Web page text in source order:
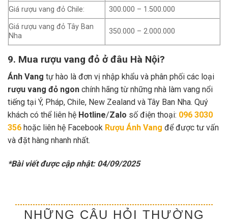
Giá rượu vang đỏ Chile:
300.000 – 1.500.000
Giá rượu vang đỏ Tây Ban
Nha
350.000 – 2.000.000
9. Mua rượu vang đỏ ở đâu Hà Nội?
Ánh Vang tự hào là đơn vị nhập khẩu và phân phối các loại
rượu vang đỏ ngon chính hãng từ những nhà làm vang nổi
tiếng tại Ý, Pháp, Chile, New Zealand và Tây Ban Nha. Quý
khách có thể liên hệ Hotline/Zalo số điện thoại: 096 3030
356 hoặc liên hệ Facebook Rượu Ánh Vang để được tư vấn
và đặt hàng nhanh nhất.
*Bài viết được cập nhật: 04/09/2025
NHỮNG CÂU HỎI THƯỜNG